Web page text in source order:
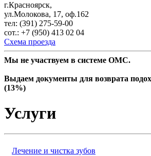
г.Красноярск,
ул.Молокова, 17, оф.162
тел: (391) 275-59-00
сот.: +7 (950) 413 02 04
Схема проезда
Мы не участвуем в системе ОМС.
Выдаем документы для возврата
(13%)
Услуги
Лечение и чистка зубов